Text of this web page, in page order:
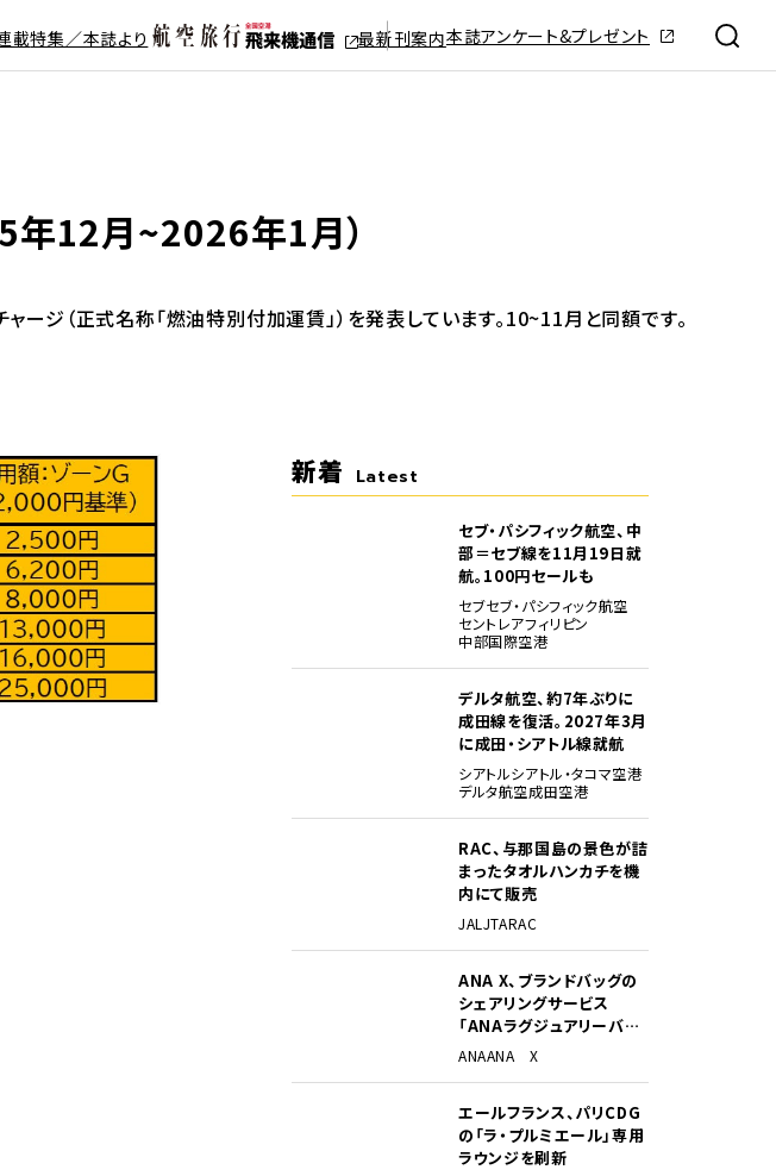
載特集／本誌より 最新刊案内本誌アンケート&プレゼント
年12月~2026年1月）
（正式名称「燃油特別付加運賃」）を発表しています。10~11月と同額です。
新着 Latest
セブ・パシフィック航空、中
部＝セブ線を11月19日就
航。100円セールも
セブセブ・パシフィック航空
セントレアフィリピン
中部国際空港
デルタ航空、約7年ぶりに
成田線を復活。2027年3月
に成田・シアトル線就航
シアトルシアトル・タコマ空港
デルタ航空成田空港
RAC、与那国島の景色が詰
まったタオルハンカチを機
内にて販売
JAL JTARAC
ANA X、ブランドバッグの
シェアリングサービス
「ANAラグジュアリーバッ
グ」開始
ANAANA X
エールフランス、パリCDG
の「ラ・プルミエール」専用
ラウンジを刷新